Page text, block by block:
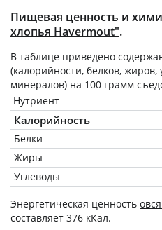
Пищевая ценность и
хлопья Havermout".
В таблице приведено
(калорийности, белков, жиров,
минералов) на 100 грамм
Нутриент
Калорийность
Белки
Жиры
Углеводы
Энергетическая ценность
составляет 376 кКал.